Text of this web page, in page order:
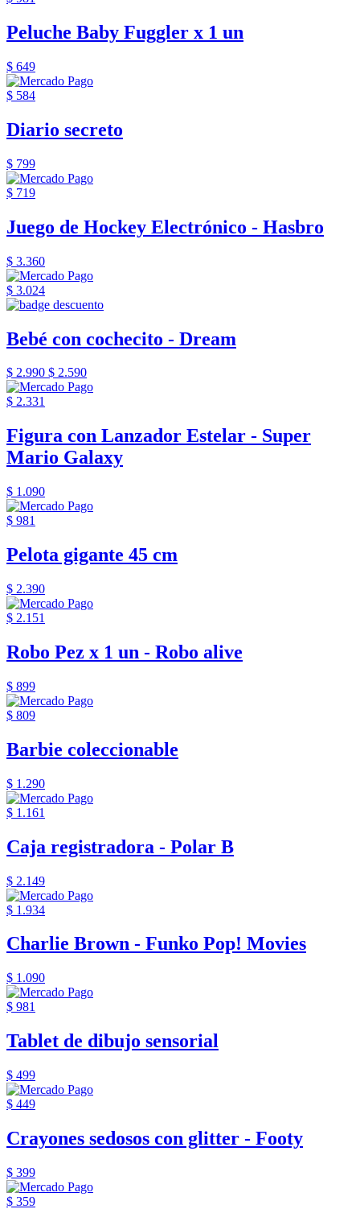
Peluche Baby Fuggler x 1 un
$ 649
$ 584
Diario secreto
$ 799
$ 719
Juego de Hockey Electrónico - Hasbro
$ 3.360
$ 3.024
Bebé con cochecito - Dream
$ 2.990 $ 2.590
$ 2.331
Figura con Lanzador Estelar - Super
Mario Galaxy
$ 1.090
$ 981
Pelota gigante 45 cm
$ 2.390
$ 2.151
Robo Pez x 1 un - Robo alive
$ 899
$ 809
Barbie coleccionable
$ 1.290
$ 1.161
Caja registradora - Polar B
$ 2.149
$ 1.934
Charlie Brown - Funko Pop! Movies
$ 1.090
$ 981
Tablet de dibujo sensorial
$ 499
$ 449
Crayones sedosos con glitter - Footy
$ 399
$ 359